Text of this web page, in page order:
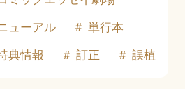
ューアル 単行本
典情報 訂正 誤植